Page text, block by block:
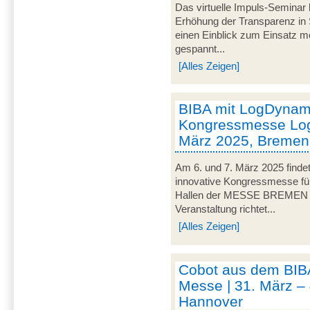
Das virtuelle Impuls-Seminar
Erhöhung der Transparenz
einen Einblick zum Einsatz
gespannt...
[Alles Zeigen]
BIBA mit
Kongressmesse
März 2025, Bremen
Am 6. und 7. März 2025
innovative Kongressmesse
Hallen der MESSE
Veranstaltung richtet...
[Alles Zeigen]
Cobot aus dem
Messe | 31. März –
Hannover